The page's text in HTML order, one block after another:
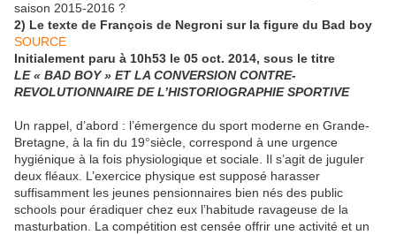
saison 2015-2016 ?
2) Le texte de François de Negroni sur la figure du Bad boy
SOURCE
Initialement paru à 10h53 le 05 oct. 2014, sous le titre
LE « BAD BOY » ET LA CONVERSION CONTRE-
REVOLUTIONNAIRE DE L’HISTORIOGRAPHIE SPORTIVE
Un rappel, d’abord : l’émergence du sport moderne en Grande-
Bretagne, à la fin du 19°siècle, correspond à une urgence
hygiénique à la fois physiologique et sociale. Il s’agit de juguler
deux fléaux. L’exercice physique est supposé harasser
suffisamment les jeunes pensionnaires bien nés des public
schools pour éradiquer chez eux l’habitude ravageuse de la
masturbation. La compétition est censée offrir une activité et un